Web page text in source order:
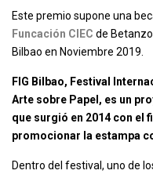
Este premio supone una
Funcación CIEC de
Bilbao en Noviembre 2019.
FIG Bilbao, Festival
Arte sobre Papel, es un
que surgió en 2014 con el
promocionar la estampa
Dentro del festival, uno de